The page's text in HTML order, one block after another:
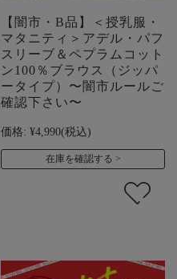
【闇市・B品】＜授乳服・
マタニティ＞アデル・パフ
スリーブ＆ペプラムコット
ン100％ブラウス（ジッパ
ータイプ）〜闇市ルールご
確認下さい〜
価格: ¥4,990(税込)
在庫を確認する